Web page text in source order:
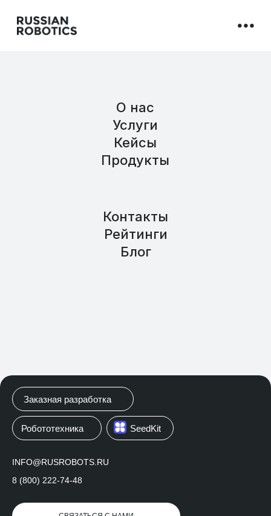
INFO@RUSROBOTS.RU
8 (800) 222-74-48
Заказная разработка
SeedKit
Робототехника
Контакты
Рейтинги
Блог
О нас
Услуги
Кейсы
Продукты